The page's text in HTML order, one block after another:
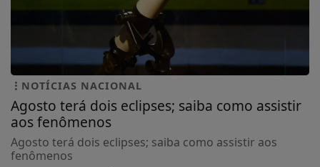
NOTÍCIAS NACIONAL
Agosto terá dois eclipses; saiba como assistir
aos fenômenos
Agosto terá dois eclipses; saiba como assistir aos
fenômenos